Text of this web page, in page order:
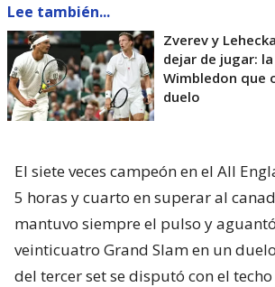
Lee también...
Zverev y
dejar de jugar:
Wimbledon que
duelo
El siete veces campeón en el All
5 horas y cuarto en superar al
mantuvo siempre el pulso y
veinticuatro Grand Slam en un
del tercer set se disputó con el